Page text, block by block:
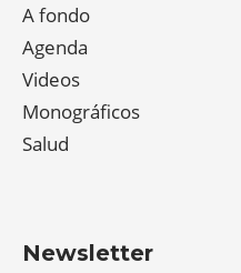
A fondo
Agenda
Videos
Monográficos
Salud
Newsletter